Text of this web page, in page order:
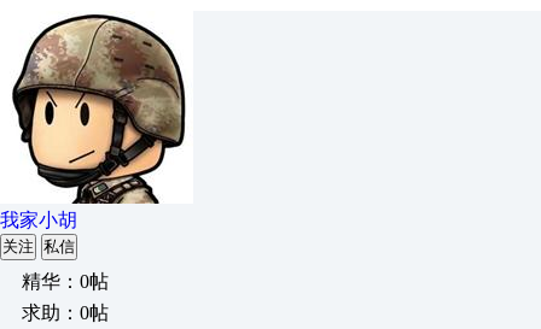
我家小胡
关注 私信
精华：0帖
求助：0帖